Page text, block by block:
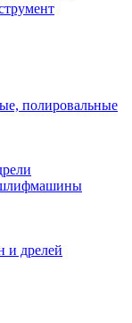
полировальные
шлифмашины
и дрелей